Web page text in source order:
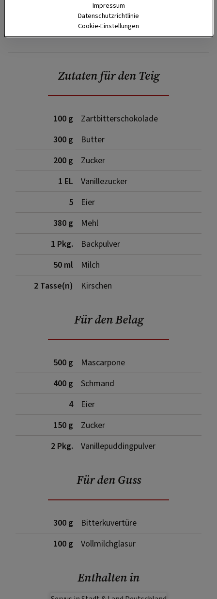
SPEICHERN DRUCKEN
Zutaten für den Teig
100 g
Zartbitterschokolade
300 g
Butter
200 g
Zucker
1 EL
Vanillezucker
5
Eier
380 g
Mehl
1 Pkg.
Backpulver
50 ml
Milch
2 Tasse(n)
Kirschen
Für den Belag
500 g
Mascarpone
400 g
Schmand
4
Eier
150 g
Zucker
2 Pkg.
Vanillepuddingpulver
Für den Guss
300 g
Bitterkuvertüre
100 g
Vollmilchglasur
Enthalten in
Impressum
Datenschutzrichtlinie
Cookie-Einstellungen